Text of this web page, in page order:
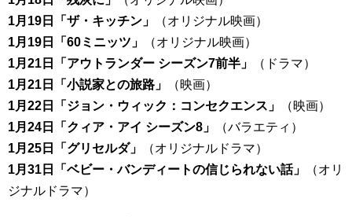
1月19日「ザ・キッチン」
（オリジナル映画）
1月19日「60ミニッツ」
（オリジナル映画）
1月21日「アウトランダー シーズン7前半」
（ドラマ）
1月21日「小説家との旅路」
（映画）
1月22日「ジョン・ウィック：コンセクエンス」
（映画）
1月24日「クィア・アイ シーズン8」
（バラエティ）
1月25日「グリセルダ」
（オリジナルドラマ）
1月31日「ベビー・バンディートの信じられない話」
（オリ
ジナルドラマ）